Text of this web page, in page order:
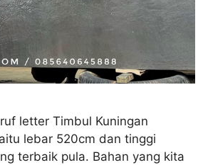
letter Timbul Kuningan
lebar 520cm dan tinggi
terbaik pula. Bahan yang kita